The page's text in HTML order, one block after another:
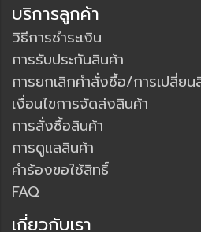
บริการลูกค้า
วิธีการชำระเงิน
การรับประกันสินค้า
การยกเลิกคำสั่งซื้อ/การเปลี่ย
เงื่อนไขการจัดส่งสินค้า
การสั่งซื้อสินค้า
การดูแลสินค้า
คำร้องขอใช้สิทธิ์
FAQ
เกี่ยวกับเรา